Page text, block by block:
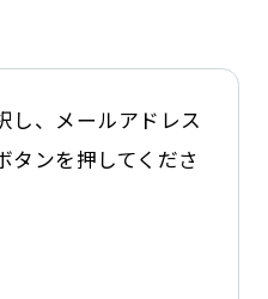
し、メールアドレス
タンを押してくださ